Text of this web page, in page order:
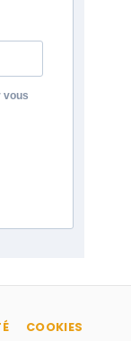
vous
COOKIES